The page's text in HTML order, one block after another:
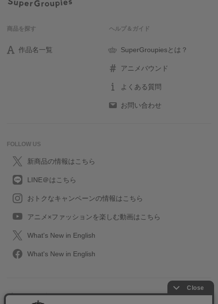
商品を探す
作品名一覧
ヘルプ＆ガイド
SuperGroupiesとは？
アニメバウンド
よくある質問
お問い合わせ
FOLLOW US
新商品の情報はこちら
LINE＠はこちら
おトクなキャンペーンの情報はこちら
アニメ×ファッションを楽しむ動画はこちら
What's New in English
What's New in English
プライバシーポリシー